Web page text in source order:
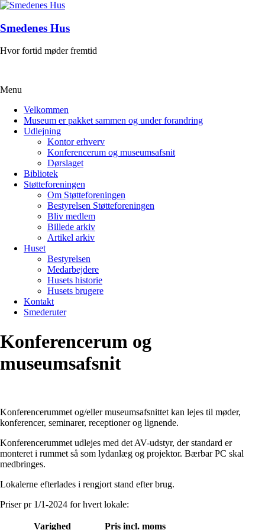
Skip
content
Smedenes Hus
Hvor fortid møder fremtid
Menu
Velkommen
Museum er pakket sammen og under forandring
Udlejning
Kontor erhverv
Konferencerum og museumsafsnit
Dørslaget
Bibliotek
Støtteforeningen
Om Støtteforeningen
Bestyrelsen Støtteforeningen
Bliv medlem
Billede arkiv
Artikel arkiv
Huset
Bestyrelsen
Medarbejdere
Husets historie
Husets brugere
Kontakt
Smederuter
Konferencerum og
museumsafsnit
Konferencerummet og/eller museumsafsnittet kan lejes til møder,
konferencer, seminarer, receptioner og lignende.
Konferencerummet udlejes med det AV-udstyr, der standard er
monteret i rummet så som lydanlæg og projektor. Bærbar PC skal
medbringes.
Lokalerne efterlades i rengjort stand efter brug.
Priser pr 1/1-2024 for hvert lokale:
Varighed Pris incl. moms